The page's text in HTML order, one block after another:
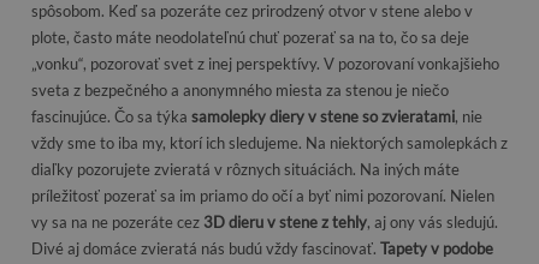
spôsobom. Keď sa pozeráte cez prirodzený otvor v stene alebo v
plote, často máte neodolateľnú chuť pozerať sa na to, čo sa deje
„vonku“, pozorovať svet z inej perspektívy. V pozorovaní vonkajšieho
sveta z bezpečného a anonymného miesta za stenou je niečo
fascinujúce. Čo sa týka samolepky diery v stene so zvieratami, nie
vždy sme to iba my, ktorí ich sledujeme. Na niektorých samolepkách z
diaľky pozorujete zvieratá v rôznych situáciách. Na iných máte
príležitosť pozerať sa im priamo do očí a byť nimi pozorovaní. Nielen
vy sa na ne pozeráte cez 3D dieru v stene z tehly, aj ony vás sledujú.
Divé aj domáce zvieratá nás budú vždy fascinovať. Tapety v podobe